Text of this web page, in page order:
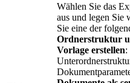
Wählen Sie das
aus und legen Sie
Sie eine der
Ordnerstruktur
Vorlage erstellen: